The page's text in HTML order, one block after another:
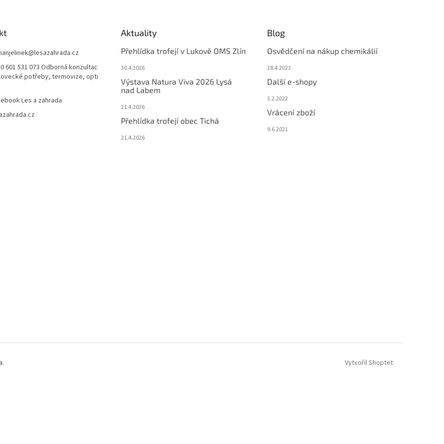
@lesazahrada.cz
601 531 073 Odborná konzultac
potřeby, termovize, opti
Les a zahrada
Aktuality
Přehlídka trofejí v Lukově OMS Zlín
30.4.2026
Výstava Natura Viva 2026 Lysá
nad Labem
21.4.2026
Přehlídka trofejí obec Tichá
21.4.2026
Blog
Osvědčení na nákup chemikálií
28.4.2023
Další e-shopy
3.2.2022
Vrácení zboží
9.6.2021
Vytvořil Shoptet